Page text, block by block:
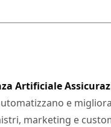
Artificiale
e
marketing e